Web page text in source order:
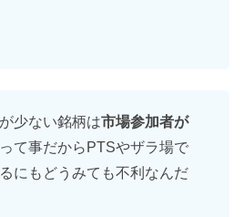
少ない銘柄は市場参加者が
って事だからPTSやザラ場で
にもどうみても不利なんだ